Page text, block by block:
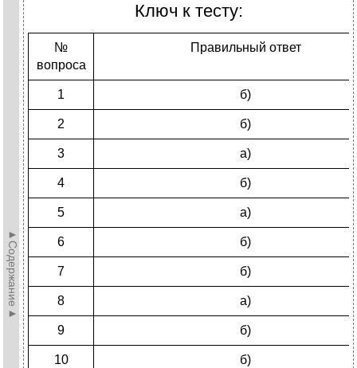
►Содержание►
Ключ к тесту:
№
вопроса
Правильный ответ
1 б)
2 б)
3 а)
4 б)
5 а)
6 б)
7 б)
8 а)
9 б)
10 б)